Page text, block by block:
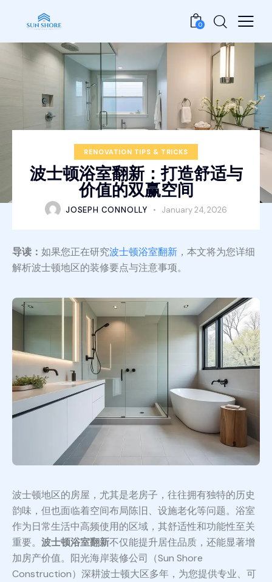
0
RENOVATION TIPS & TRICKS
波士顿浴室翻新：打造舒适与
价值的双赢空间
JOSEPH CONNOLLY January 24, 2026
导读： 如果您正在研究波士顿浴室翻新 ，本文将为您详细
解析波士顿地区的装修要点与注意事项。
波士顿地区的房屋，尤其是老房子，往往拥有独特的历史
韵味，但也面临着空间布局陈旧、设施老化等问题。浴室
作为日常生活中高频使用的区域，其舒适性和功能性至关
重要。 波士顿浴室翻新不仅能提升居住品质，还能显著增
加房产价值。阳光海岸装修公司（Sun Shore
Construction）深耕波士顿大区多年，为您提供专业、可